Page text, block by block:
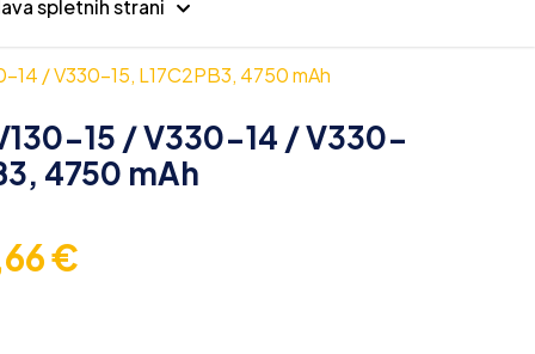
spletnih strani
14 / V330-15, L17C2PB3, 4750 mAh
15 / V330-14 / V330-
4750 mAh
€